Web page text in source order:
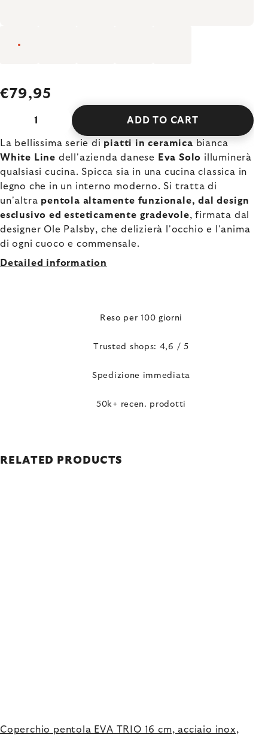
€79,95
ADD TO CART
La bellissima serie di piatti in ceramica bianca
White Line dell'azienda danese Eva Solo illuminerà
qualsiasi cucina. Spicca sia in una cucina classica in
legno che in un interno moderno. Si tratta di
un'altra pentola altamente funzionale, dal design
esclusivo ed esteticamente gradevole, firmata dal
designer Ole Palsby, che delizierà l'occhio e l'anima
di ogni cuoco e commensale.
Detailed information
Reso per 100 giorni
Trusted shops: 4,6 / 5
Spedizione immediata
50k+ recen. prodotti
RELATED PRODUCTS
Coperchio pentola EVA TRIO 16 cm, acciaio inox,